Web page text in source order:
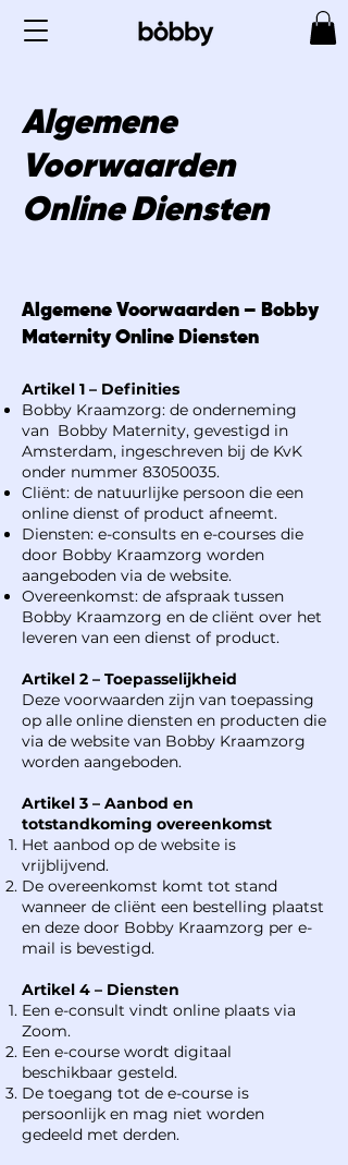
Algemene
Voorwaarden
Online Diensten
Algemene Voorwaarden – Bobby
Maternity Online Diensten
Artikel 1 – Definities
Bobby Kraamzorg: de onderneming
van Bobby Maternity, gevestigd in
Amsterdam, ingeschreven bij de KvK
onder nummer 83050035.
Cliënt: de natuurlijke persoon die een
online dienst of product afneemt.
Diensten: e-consults en e-courses die
door Bobby Kraamzorg worden
aangeboden via de website.
Overeenkomst: de afspraak tussen
Bobby Kraamzorg en de cliënt over het
leveren van een dienst of product.
Artikel 2 – Toepasselijkheid
Deze voorwaarden zijn van toepassing
op alle online diensten en producten die
via de website van Bobby Kraamzorg
worden aangeboden.
Artikel 3 – Aanbod en
totstandkoming overeenkomst
Het aanbod op de website is
vrijblijvend.
De overeenkomst komt tot stand
wanneer de cliënt een bestelling plaatst
en deze door Bobby Kraamzorg per e-
mail is bevestigd.
Artikel 4 – Diensten
Een e-consult vindt online plaats via
Zoom.
Een e-course wordt digitaal
beschikbaar gesteld.
De toegang tot de e-course is
persoonlijk en mag niet worden
gedeeld met derden.